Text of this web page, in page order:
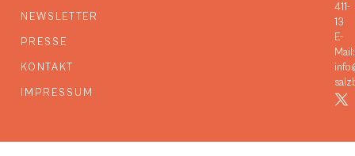
NEWSLETTER
PRESSE
KONTAKT
IMPRESSUM
411-
13
E-
Mail: